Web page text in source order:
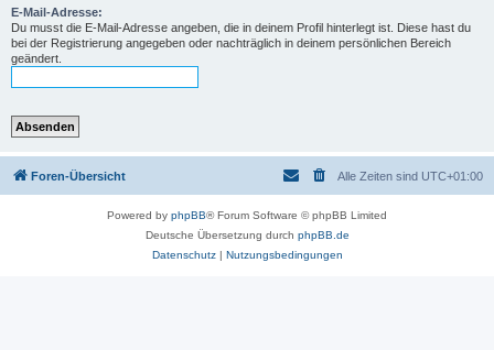
E-Mail-Adresse:
Du musst die E-Mail-Adresse angeben, die in deinem Profil hinterlegt ist. Diese hast du
bei der Registrierung angegeben oder nachträglich in deinem persönlichen Bereich
geändert.
Foren-Übersicht Alle Zeiten sind UTC+01:00
Powered by phpBB® Forum Software © phpBB Limited
Deutsche Übersetzung durch phpBB.de
Datenschutz| Nutzungsbedingungen